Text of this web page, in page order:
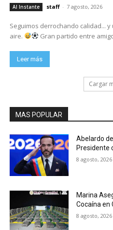
Al Instante staff - 7 agosto, 2026
Seguimos derrochando calidad...
aire.
Gran partido entre
Leer más
Cargar
MAS POPULAR
Abelardo
Presidente
8 agosto, 2026
Marina
Cocaína en
8 agosto, 2026